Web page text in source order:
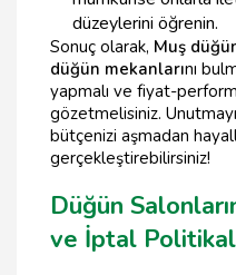
düzeylerini öğrenin.
Sonuç olarak, Muş
düğün mekanlarını
yapmalı ve fiyat-
gözetmelisiniz.
bütçenizi aşmadan
gerçekleştirebilirsiniz!
Düğün
ve İptal